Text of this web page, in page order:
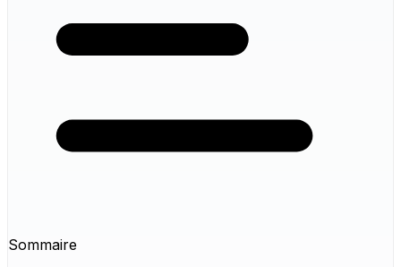
Sommaire